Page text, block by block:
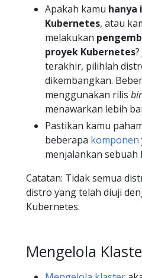
Apakah kamu hanya
Kubernetes, atau
melakukan
proyek Kubernetes
terakhir, pilihlah
dikembangkan.
menggunakan rilis
menawarkan lebih
Pastikan kamu
beberapa komponen
menjalankan sebuah
Catatan: Tidak semua
distro yang telah diuji
Kubernetes.
Mengelola